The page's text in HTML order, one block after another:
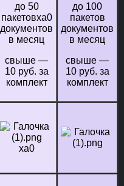
до 50
пакетовxa0
документов
в месяц
свыше —
10 руб. за
комплект
до 100
пакетов
документов
в месяц
свыше —
10 руб. за
комплект
xa0